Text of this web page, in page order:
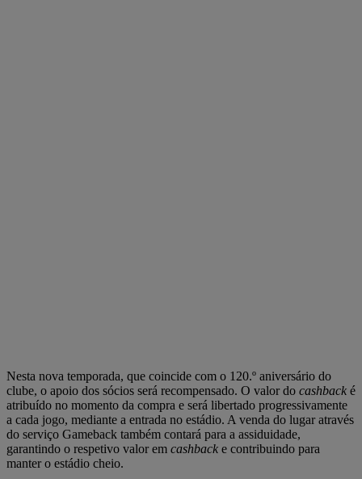
Nesta nova temporada, que coincide com o 120.º aniversário do
clube, o apoio dos sócios será recompensado. O valor do cashback é
atribuído no momento da compra e será libertado progressivamente
a cada jogo, mediante a entrada no estádio. A venda do lugar através
do serviço Gameback também contará para a assiduidade,
garantindo o respetivo valor em cashback e contribuindo para
manter o estádio cheio.